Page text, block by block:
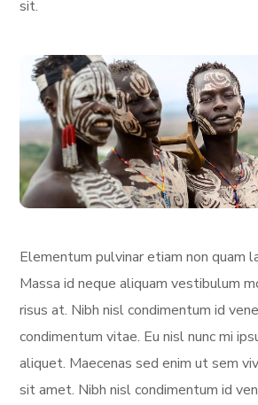
sit.
Elementum pulvinar etiam non quam
Massa id neque aliquam vestibulum
risus at. Nibh nisl condimentum id
condimentum vitae. Eu nisl nunc mi
aliquet. Maecenas sed enim ut sem
sit amet. Nibh nisl condimentum id